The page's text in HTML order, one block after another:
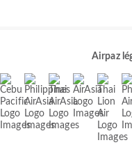
Airpaz